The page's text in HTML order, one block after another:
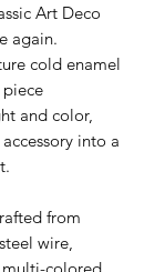
Art Deco
again.
cold enamel
piece
and color,
into a
from
wire,
colored